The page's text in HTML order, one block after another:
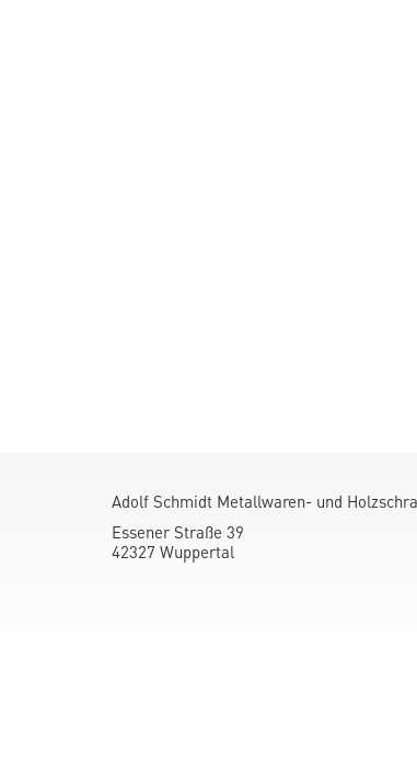
Adolf Schmidt Metallwaren- und
Essener Straße 39
42327 Wuppertal